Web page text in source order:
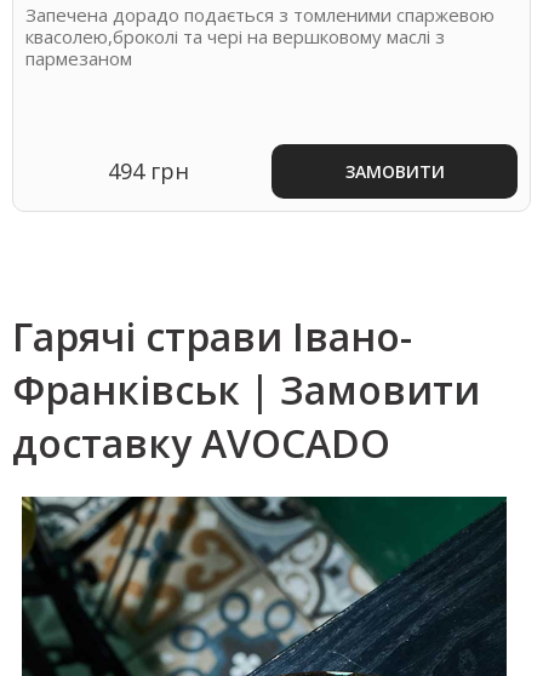
Запечена дорадо подається з томленими спаржевою
квасолею,броколі та чері на вершковому маслі з
пармезаном
494 грн ЗАМОВИТИ
Гарячі страви Івано-
Франківськ | Замовити
доставку AVOCADO